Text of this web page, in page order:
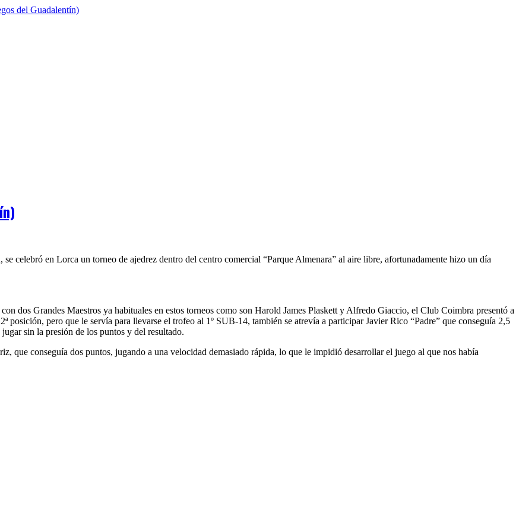
celebró en Lorca un torneo de ajedrez dentro del centro comercial “Parque Almenara” al aire libre, afortunadamente hizo un día
dos Grandes Maestros ya habituales en estos torneos como son Harold James Plaskett y Alfredo Giaccio, el Club Coimbra presentó a
posición, pero que le servía para llevarse el trofeo al 1º SUB-14, también se atrevía a participar Javier Rico “Padre” que conseguía 2,5
sin la presión de los puntos y del resultado.
que conseguía dos puntos, jugando a una velocidad demasiado rápida, lo que le impidió desarrollar el juego al que nos había